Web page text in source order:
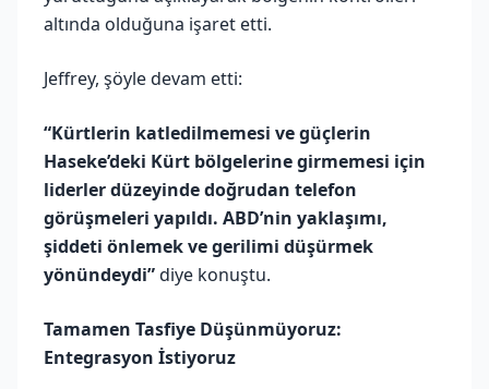
altında olduğuna işaret etti.
Jeffrey, şöyle devam etti:
“Kürtlerin katledilmemesi ve güçlerin
Haseke’deki Kürt bölgelerine girmemesi için
liderler düzeyinde doğrudan telefon
görüşmeleri yapıldı. ABD’nin yaklaşımı,
şiddeti önlemek ve gerilimi düşürmek
yönündeydi”diye konuştu.
Tamamen Tasfiye Düşünmüyoruz:
Entegrasyon İstiyoruz